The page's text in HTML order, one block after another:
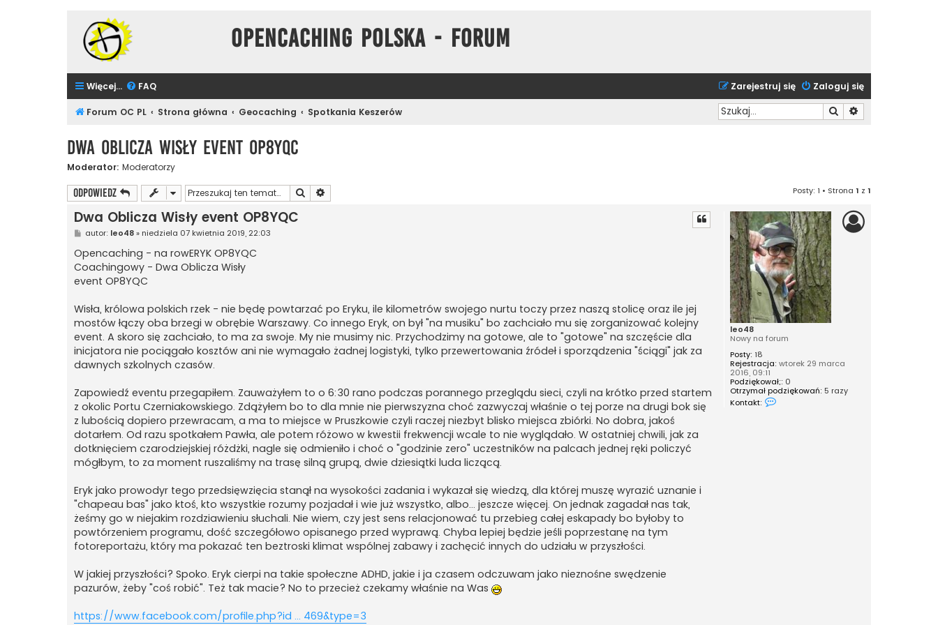
Opencaching Polska - Forum
Więcej… FAQ Zaloguj się
Zarejestruj się
Forum OC PL Strona główna Geocaching Spotkania Keszerów Szukaj
Dwa Oblicza Wisły event OP8YQC
Moderator: Moderatorzy
ODPOWIEDZ Szukaj Posty: 1 • Strona 1 z 1
leo48
Nowy na forum
Posty: 18
Rejestracja: wtorek 29 marca
2016, 09:11
Podziękował;: 0
Otrzymał podziękowań: 5 razy
Kontakt:
Dwa Oblicza Wisły event OP8YQC
P
s
t
autor: leo48» niedziela 07 kwietnia 2019, 22:03
Opencaching - na rowERYK OP8YQC
Coachingowy - Dwa Oblicza Wisły
event OP8YQC
Wisła, królowa polskich rzek - nie będę powtarzać po Eryku, ile kilometrów swojego nurtu toczy przez naszą stolicę oraz ile jej
mostów łączy oba brzegi w obrębie Warszawy. Co innego Eryk, on był "na musiku" bo zachciało mu się zorganizować kolejny
event. A skoro się zachciało, to ma za swoje. My nie musimy nic. Przychodzimy na gotowe, ale to "gotowe" na szczęście dla
inicjatora nie pociągało kosztów ani nie wymagało żadnej logistyki, tylko przewertowania źródeł i sporządzenia "ściągi" jak za
dawnych szkolnych czasów.
Zapowiedź eventu przegapiłem. Zauważyłem to o 6:30 rano podczas porannego przeglądu sieci, czyli na krótko przed startem
z okolic Portu Czerniakowskiego. Zdążyłem bo to dla mnie nie pierwszyzna choć zazwyczaj właśnie o tej porze na drugi bok się
z lubością dopiero przewracam, a ma to miejsce w Pruszkowie czyli raczej niezbyt blisko miejsca zbiórki. No dobra, jakoś
dotarłem. Od razu spotkałem Pawła, ale potem różowo w kwestii frekwencji wcale to nie wyglądało. W ostatniej chwili, jak za
dotknięciem czarodziejskiej różdżki, nagle się odmieniło i choć o "godzinie zero" uczestników na palcach jednej ręki policzyć
mógłbym, to za moment ruszaliśmy na trasę silną grupą, dwie dziesiątki luda liczącą.
Eryk jako prowodyr tego przedsięwzięcia stanął na wysokości zadania i wykazał się wiedzą, dla której muszę wyrazić uznanie i
"chapeau bas" jako ktoś, kto wszystkie rozumy pozjadał i wie już wszystko, albo... jeszcze więcej. On jednak zagadał nas tak,
żeśmy go w niejakim rozdziawieniu słuchali. Nie wiem, czy jest sens relacjonować tu przebieg całej eskapady bo byłoby to
powtórzeniem programu, dość szczegółowo opisanego przed wyprawą. Chyba lepiej będzie jeśli poprzestanę na tym
fotoreportażu, który ma pokazać ten beztroski klimat wspólnej zabawy i zachęcić innych do udziału w przyszłości.
W jakiej przyszłości? Spoko. Eryk cierpi na takie społeczne ADHD, jakie i ja czasem odczuwam jako nieznośne swędzenie
pazurów, żeby "coś robić". Też tak macie? No to przecież czekamy właśnie na Was
https://www.facebook.com/profile.php?id ... 469&type=3